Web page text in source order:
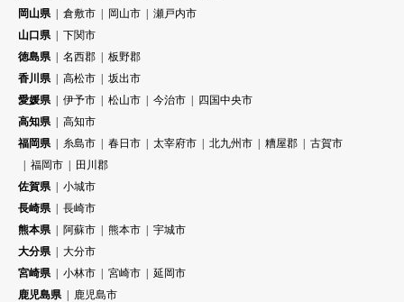
岡山県
倉敷市 岡山市
瀬戸内市
山口県
下関市
徳島県
名西郡
板野郡
香川県
高松市
坂出市
愛媛県
伊予市 松山市 今治市
四国中央市
高知県
高知市
福岡県
糸島市 春日市 太宰府市 北九州市 糟屋郡
古賀市
福岡市
田川郡
佐賀県
小城市
長崎県
長崎市
熊本県
阿蘇市 熊本市
宇城市
大分県
大分市
宮崎県
小林市 宮崎市
延岡市
鹿児島県
鹿児島市